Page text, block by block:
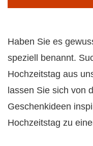
Haben Sie es
speziell benannt.
Hochzeitstag aus
lassen Sie sich von
Geschenkideen
Hochzeitstag zu